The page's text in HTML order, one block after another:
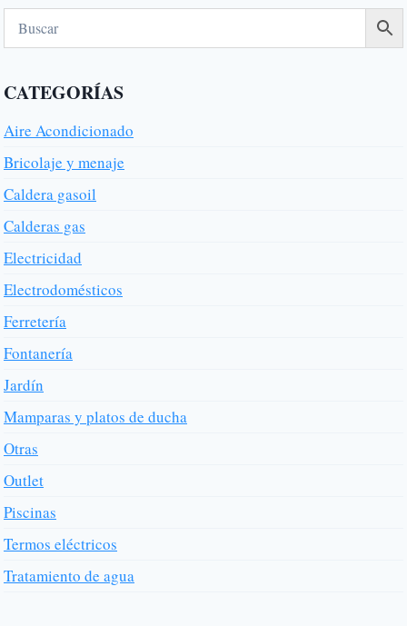
CATEGORÍAS
Aire Acondicionado
Bricolaje y menaje
Caldera gasoil
Calderas gas
Electricidad
Electrodomésticos
Ferretería
Fontanería
Jardín
Mamparas y platos de ducha
Otras
Outlet
Piscinas
Termos eléctricos
Tratamiento de agua